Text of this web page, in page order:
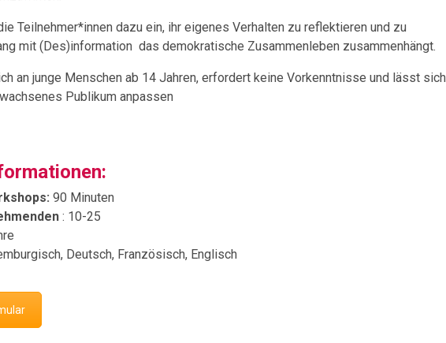
Teilnehmer*innen dazu ein, ihr eigenes Verhalten zu reflektieren und zu
mit (Des)information das demokratische Zusammenleben zusammenhängt.
an junge Menschen ab 14 Jahren, erfordert keine Vorkenntnisse und lässt sich
Publikum anpassen
90 Minuten
: 10-25
Deutsch, Französisch, Englisch